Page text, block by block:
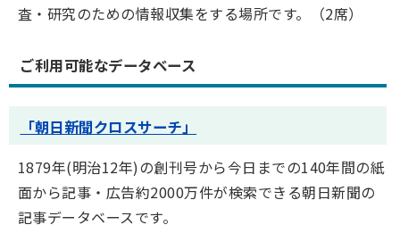
査・研究のための情報収集をする場所です。（2席）
ご利用可能なデータベース
「朝日新聞クロスサーチ」
1879年(明治12年)の創刊号から今日までの140年間の紙
面から記事・広告約2000万件が検索できる朝日新聞の
記事データベースです。